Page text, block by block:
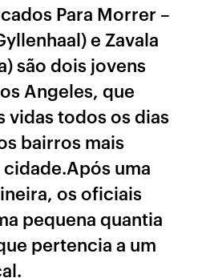
Para Morrer –
e Zavala
são dois jovens
Angeles, que
vidas todos os dias
bairros mais
uma
os oficiais
pequena quantia
pertencia a um